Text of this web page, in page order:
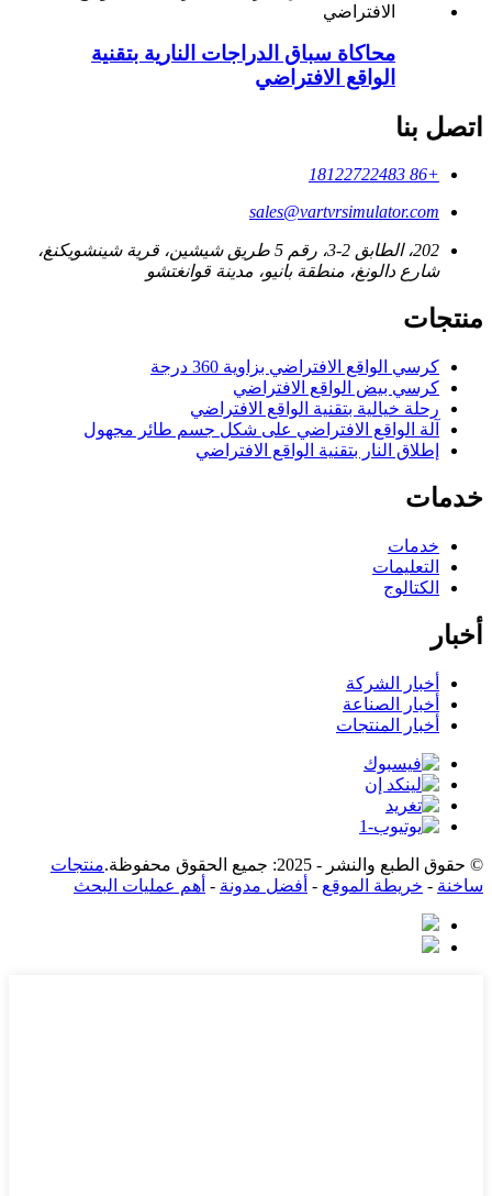
محاكاة سباق الدراجات النارية بتقنية
الواقع الافتراضي
اتصل بنا
+86 18122722483
sales@vartvrsimulator.com
202، الطابق 2-3، رقم 5 طريق شيشين، قرية شينشويكنغ،
شارع دالونغ، منطقة بانيو، مدينة قوانغتشو
منتجات
كرسي الواقع الافتراضي بزاوية 360 درجة
كرسي بيض الواقع الافتراضي
رحلة خيالية بتقنية الواقع الافتراضي
آلة الواقع الافتراضي على شكل جسم طائر مجهول
إطلاق النار بتقنية الواقع الافتراضي
خدمات
خدمات
التعليمات
الكتالوج
أخبار
أخبار الشركة
أخبار الصناعة
أخبار المنتجات
© حقوق الطبع والنشر - 2025: جميع الحقوق محفوظة.
منتجات
ساخنة - خريطة الموقع - أفضل مدونة - أهم عمليات البحث